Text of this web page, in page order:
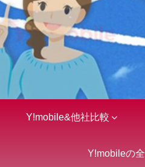
Y!mobile&他社比較
Y!mobileの